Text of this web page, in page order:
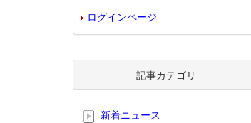
ログインページ
記事カテゴリ
新着ニュース